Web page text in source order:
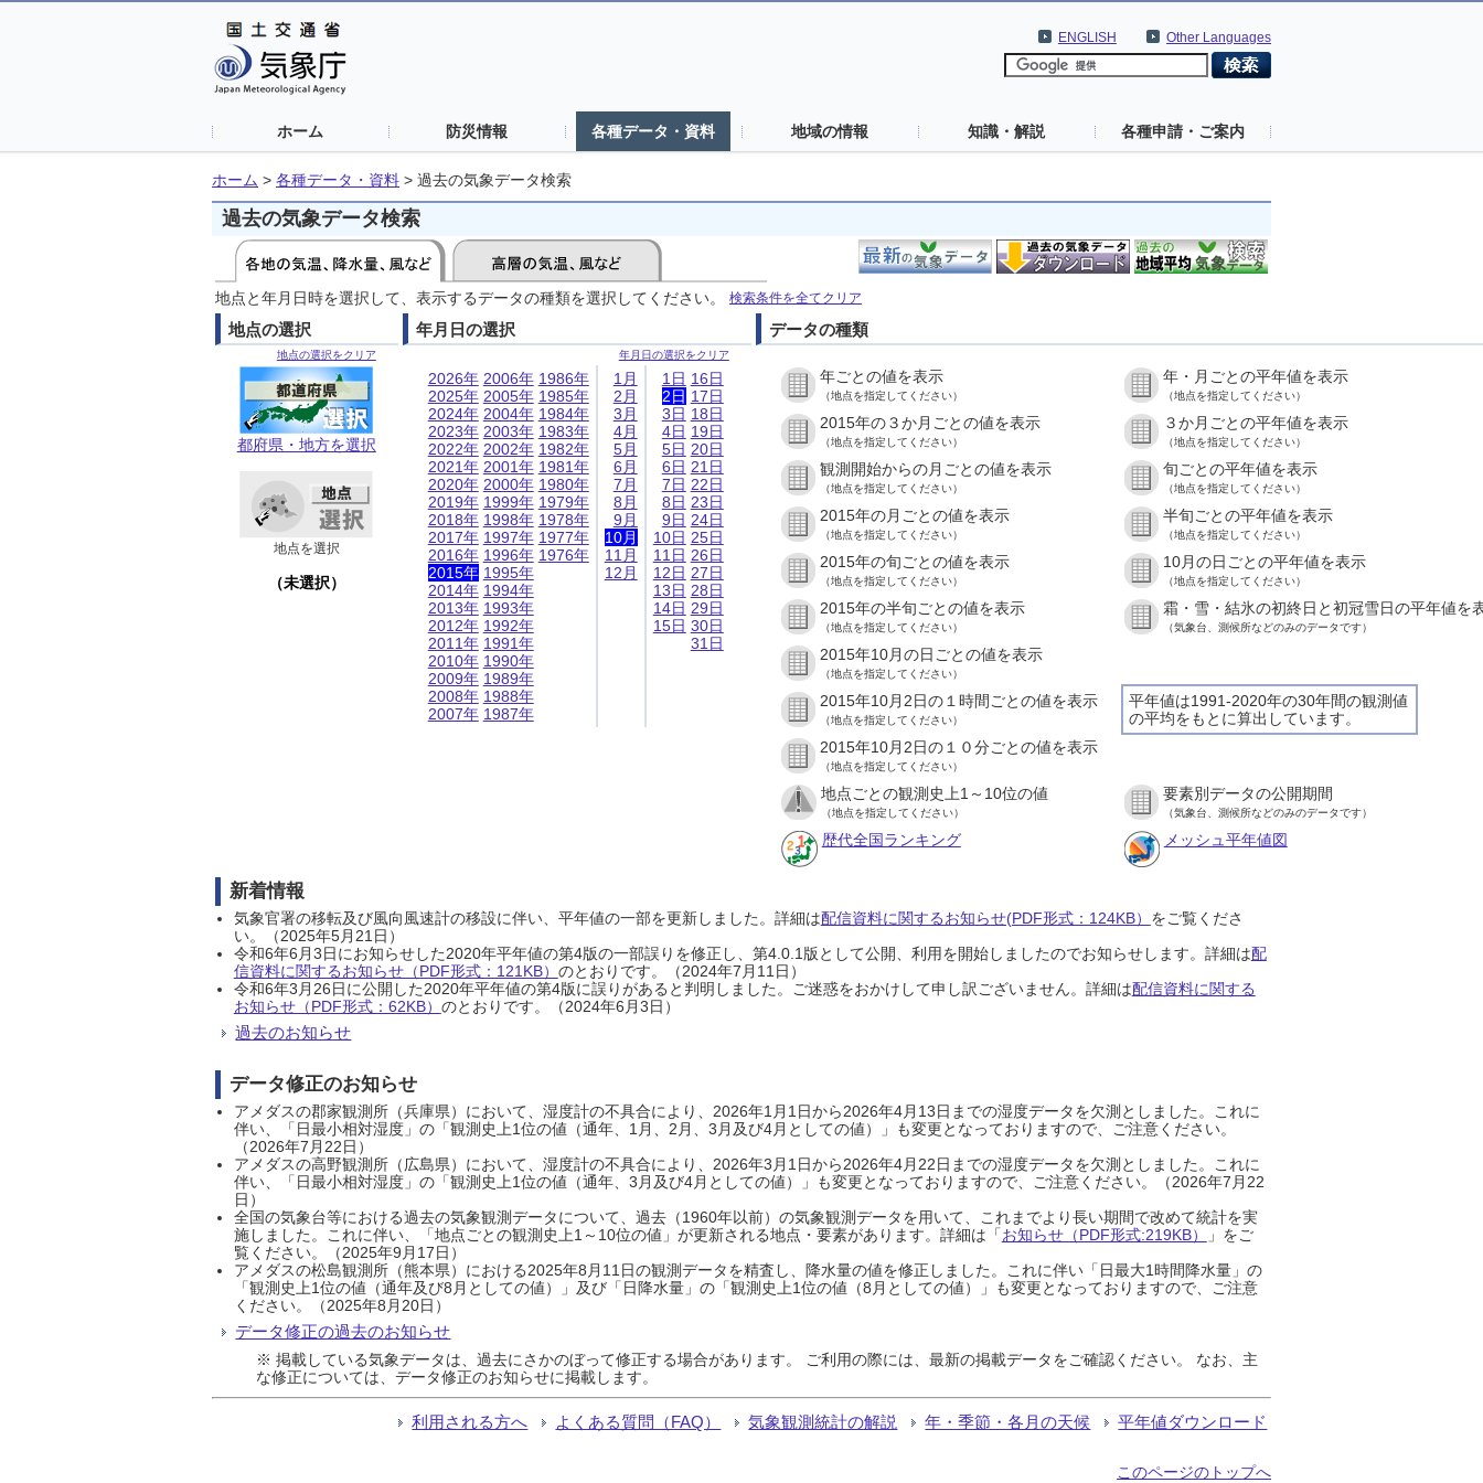
Other Languages
ENGLISH
ホーム 防災情報 各種データ・資料 地域の情報 知識・解説 各種申請・ご案内
ホーム > 各種データ・資料 > 過去の気象データ検索
過去の気象データ検索
地点と年月日時を選択して、表示するデータの種類を選択してください。 検索条件を全てクリア
地点の選択
地点の選択をクリア
都府県・地方を選択
地点を選択
（未選択）
年月日の選択
年月日の選択をクリア
2026年
2025年
2024年
2023年
2022年
2021年
2020年
2019年
2018年
2017年
2016年
2015年
2014年
2013年
2012年
2011年
2010年
2009年
2008年
2007年
2006年
2005年
2004年
2003年
2002年
2001年
2000年
1999年
1998年
1997年
1996年
1995年
1994年
1993年
1992年
1991年
1990年
1989年
1988年
1987年
1986年
1985年
1984年
1983年
1982年
1981年
1980年
1979年
1978年
1977年
1976年
1月
2月
3月
4月
5月
6月
7月
8月
9月
10月
11月
12月
1日
2日
3日
4日
5日
6日
7日
8日
9日
10日
11日
12日
13日
14日
15日
16日
17日
18日
19日
20日
21日
22日
23日
24日
25日
26日
27日
28日
29日
30日
31日
データの種類
年ごとの値を表示
（地点を指定してください）
年・月ごとの平年値を表示
（地点を指定してください）
2015年の３か月ごとの値を表示
（地点を指定してください）
３か月ごとの平年値を表示
（地点を指定してください）
観測開始からの月ごとの値を表示
（地点を指定してください）
旬ごとの平年値を表示
（地点を指定してください）
2015年の月ごとの値を表示
（地点を指定してください）
半旬ごとの平年値を表示
（地点を指定してください）
2015年の旬ごとの値を表示
（地点を指定してください）
10月の日ごとの平年値を表示
（地点を指定してください）
2015年の半旬ごとの値を表示
（地点を指定してください）
霜・雪・結氷の初終日と初冠雪日の平年値を
（気象台、測候所などのみのデータです）
2015年10月の日ごとの値を表示
（地点を指定してください）
平年値は1991-2020年の30年間の観測値
の平均をもとに算出しています。
2015年10月2日の１時間ごとの値を表示
（地点を指定してください）
2015年10月2日の１０分ごとの値を表示
（地点を指定してください）
地点ごとの観測史上1～10位の値
（地点を指定してください）
要素別データの公開期間
（気象台、測候所などのみのデータです）
歴代全国ランキング メッシュ平年値図
新着情報
気象官署の移転及び風向風速計の移設に伴い、平年値の一部を更新しました。詳細は配信資料に関するお知らせ(PDF形式：124KB） をご覧くださ
い。（2025年5月21日）
令和6年6月3日にお知らせした2020年平年値の第4版の一部誤りを修正し、第4.0.1版として公開、利用を開始しましたのでお知らせします。詳細は配
信資料に関するお知らせ（PDF形式：121KB） のとおりです。（2024年7月11日）
令和6年3月26日に公開した2020年平年値の第4版に誤りがあると判明しました。ご迷惑をおかけして申し訳ございません。詳細は配信資料に関する
お知らせ（PDF形式：62KB） のとおりです。（2024年6月3日）
過去のお知らせ
データ修正のお知らせ
アメダスの郡家観測所（兵庫県）において、湿度計の不具合により、2026年1月1日から2026年4月13日までの湿度データを欠測としました。これに
伴い、「日最小相対湿度」の「観測史上1位の値（通年、1月、2月、3月及び4月としての値）」も変更となっておりますので、ご注意ください。
（2026年7月22日）
アメダスの高野観測所（広島県）において、湿度計の不具合により、2026年3月1日から2026年4月22日までの湿度データを欠測としました。これに
伴い、「日最小相対湿度」の「観測史上1位の値（通年、3月及び4月としての値）」も変更となっておりますので、ご注意ください。（2026年7月22
日）
全国の気象台等における過去の気象観測データについて、過去（1960年以前）の気象観測データを用いて、これまでより長い期間で改めて統計を実
施しました。これに伴い、「地点ごとの観測史上1～10位の値」が更新される地点・要素があります。詳細は「お知らせ（PDF形式:219KB）
」をご
覧ください。（2025年9月17日）
アメダスの松島観測所（熊本県）における2025年8月11日の観測データを精査し、降水量の値を修正しました。これに伴い「日最大1時間降水量」の
「観測史上1位の値（通年及び8月としての値）」及び「日降水量」の「観測史上1位の値（8月としての値）」も変更となっておりますので、ご注意
ください。（2025年8月20日）
データ修正の過去のお知らせ
※ 掲載している気象データは、過去にさかのぼって修正する場合があります。 ご利用の際には、最新の掲載データをご確認ください。 なお、主
な修正については、データ修正のお知らせに掲載します。
利用される方へ よくある質問（FAQ） 気象観測統計の解説 年・季節・各月の天候 平年値ダウンロード
このページのトップへ